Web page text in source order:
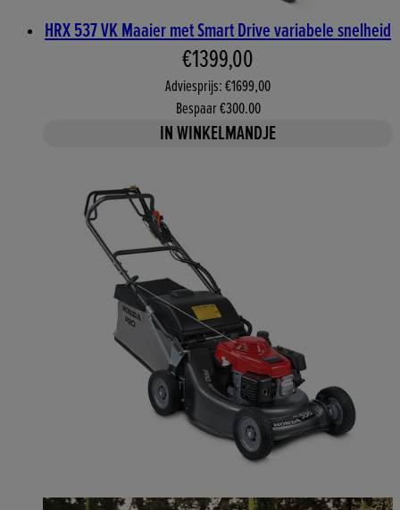
HRX 537 VK Maaier met Smart Drive variabele snelheid
Huidige prijs: €1399,00.
€1399,00
Adviesprijs: €1699,00
Bespaar €300.00
IN WINKELMANDJE